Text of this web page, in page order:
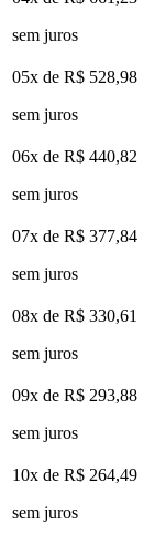
sem juros
05x de R$ 528,98
sem juros
06x de R$ 440,82
sem juros
07x de R$ 377,84
sem juros
08x de R$ 330,61
sem juros
09x de R$ 293,88
sem juros
10x de R$ 264,49
sem juros